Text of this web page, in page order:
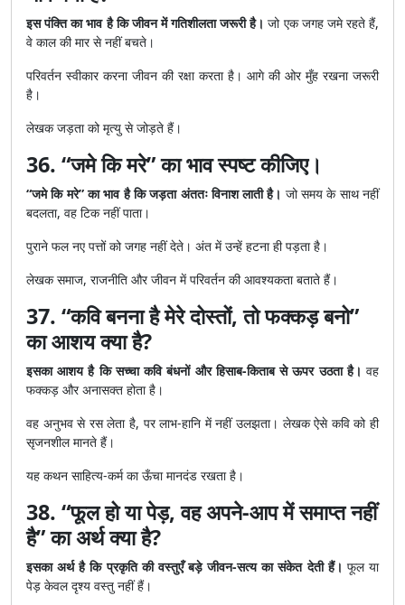
इस पंक्ति का भाव है कि जीवन में गतिशीलता जरूरी है। जो एक जगह जमे रहते हैं,
वे काल की मार से नहीं बचते।
परिवर्तन स्वीकार करना जीवन की रक्षा करता है। आगे की ओर मुँह रखना जरूरी
है।
लेखक जड़ता को मृत्यु से जोड़ते हैं।
36. “जमे कि मरे” का भाव स्पष्ट कीजिए।
“जमे कि मरे” का भाव है कि जड़ता अंततः विनाश लाती है। जो समय के साथ नहीं
बदलता, वह टिक नहीं पाता।
पुराने फल नए पत्तों को जगह नहीं देते। अंत में उन्हें हटना ही पड़ता है।
लेखक समाज, राजनीति और जीवन में परिवर्तन की आवश्यकता बताते हैं।
37. “कवि बनना है मेरे दोस्तों, तो फक्कड़ बनो”
का आशय क्या है?
इसका आशय है कि सच्चा कवि बंधनों और हिसाब-किताब से ऊपर उठता है। वह
फक्कड़ और अनासक्त होता है।
वह अनुभव से रस लेता है, पर लाभ-हानि में नहीं उलझता। लेखक ऐसे कवि को ही
सृजनशील मानते हैं।
यह कथन साहित्य-कर्म का ऊँचा मानदंड रखता है।
38. “फूल हो या पेड़, वह अपने-आप में समाप्त नहीं
है” का अर्थ क्या है?
इसका अर्थ है कि प्रकृति की वस्तुएँ बड़े जीवन-सत्य का संकेत देती हैं। फूल या
पेड़ केवल दृश्य वस्तु नहीं हैं।